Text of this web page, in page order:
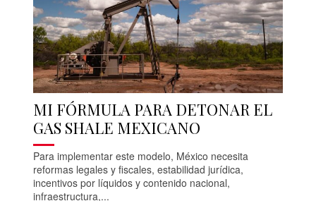
MI FÓRMULA PARA DETONAR EL
GAS SHALE MEXICANO
Para implementar este modelo, México necesita
reformas legales y fiscales, estabilidad jurídica,
incentivos por líquidos y contenido nacional,
infraestructura,...